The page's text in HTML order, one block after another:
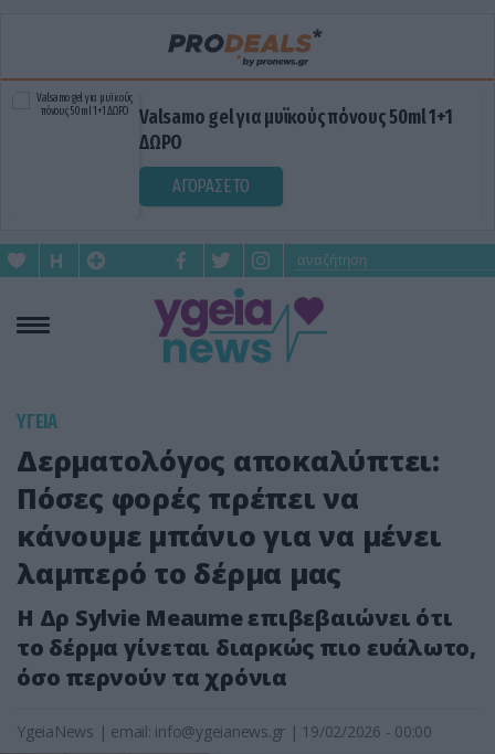
Valsamo gel για μυϊκούς πόνους 50ml 1+1
ΔΩΡΟ
ΑΓΟΡΑΣΕ ΤΟ
ΥΓΕΙΑ
Δερματολόγος αποκαλύπτει:
Πόσες φορές πρέπει να
κάνουμε μπάνιο για να μένει
λαμπερό το δέρμα μας
Η Δρ Sylvie Meaume επιβεβαιώνει ότι
το δέρμα γίνεται διαρκώς πιο ευάλωτο,
όσο περνούν τα χρόνια
YgeiaNews | email: info@ygeianews.gr | 19/02/2026 - 00:00